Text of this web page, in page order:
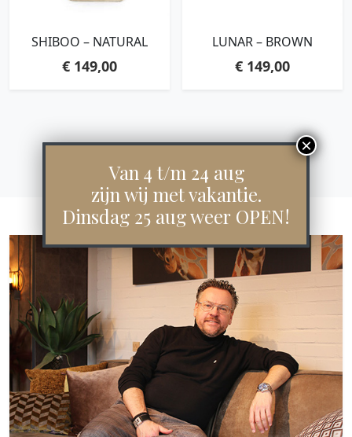
SHIBOO – NATURAL
€149,00
LUNAR – BROWN
€ 149,00
Van 4 t/m 24 aug
zijn wij met vakantie.
Dinsdag 25 aug weer OPEN!